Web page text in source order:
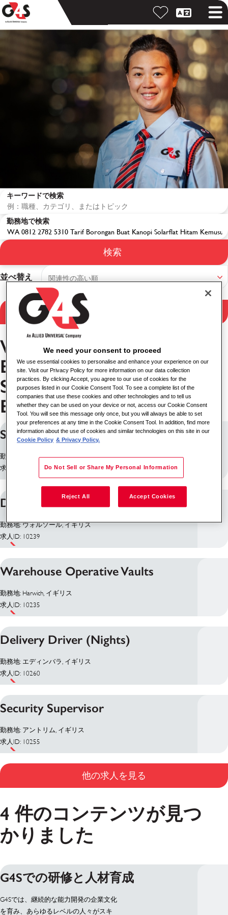
検索結果
キーワードで検索
勤務地で検索
検索
並べ替え
検索結果を絞り込む
WA 0812 2782 5310 Tarif
Borongan Buat Kanopi
Solarflat Hitam Kemusu
Boyolali のお仕事
Security Officer
勤務地: インド
求人ID: 30527
Delivery Driver
勤務地: ウォルソール, イギリス
求人ID: 10239
Warehouse Operative Vaults
勤務地: Harwich, イギリス
求人ID: 10235
Delivery Driver (Nights)
勤務地: エディンバラ, イギリス
求人ID: 10260
Security Supervisor
勤務地: アントリム, イギリス
求人ID: 10255
他の求人を見る
4 件のコンテンツが見つ
かりました
G4Sでの研修と人材育成
G4Sでは、継続的な能力開発の企業文化
を育み、あらゆるレベルの人々がスキ
We need your consent to proceed
We use essential cookies to personalise and enhance your experience on our
site. Visit our Privacy Policy for more information on our data collection
practices. By clicking Accept, you agree to our use of cookies for the
purposes listed in our Cookie Consent Tool. To see a complete list of the
companies that use these cookies and other technologies and to tell us
whether they can be used on your device or not, access our Cookie Consent
Tool. You will see this message only once, but you will always be able to set
your preferences at any time in the Cookie Consent Tool. In addition, find more
information about the use of cookies and similar technologies on this site in our
Cookie Policy & Privacy Policy.
Do Not Sell or Share My Personal Information
Reject All Accept Cookies